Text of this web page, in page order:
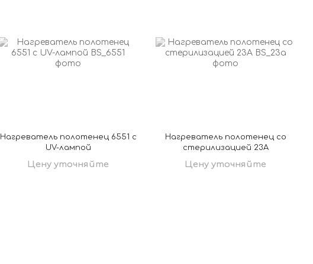
Нагреватель полотенец 6551 с
UV-лампой
Цену уточняйте
Нагреватель полотенец со
стерилизацией 23А
Цену уточняйте